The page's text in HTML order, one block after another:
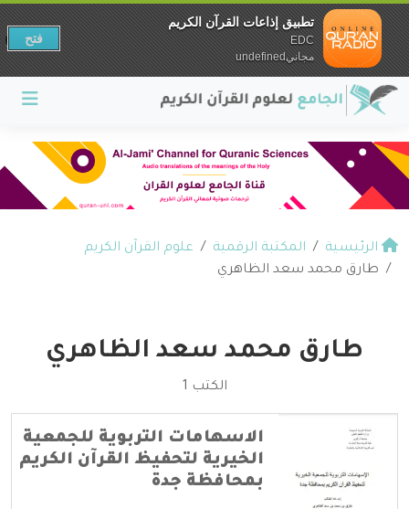
الرئيسية المكتبة الرقمية
علوم القرآن الكريم
طارق محمد سعد الظاهري
طارق محمد سعد الظاهري
الكتب 1
الاسهامات التربوية للجمعية
الخيرية لتحفيظ القرآن الكريم
بمحافظة جدة
تطبيق إذاعات القرآن الكريم
EDC
مجانيundefined
فتح